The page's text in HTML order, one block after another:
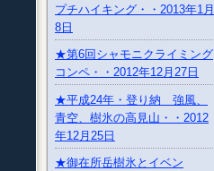
プチハイキング・・2013年1月
8日
★第6回シャモニクライミング
コンペ・・2012年12月27日
★平成24年・登り納 強風、
青空、樹氷の高見山・・2012
年12月25日
★御在所岳樹氷とイベン